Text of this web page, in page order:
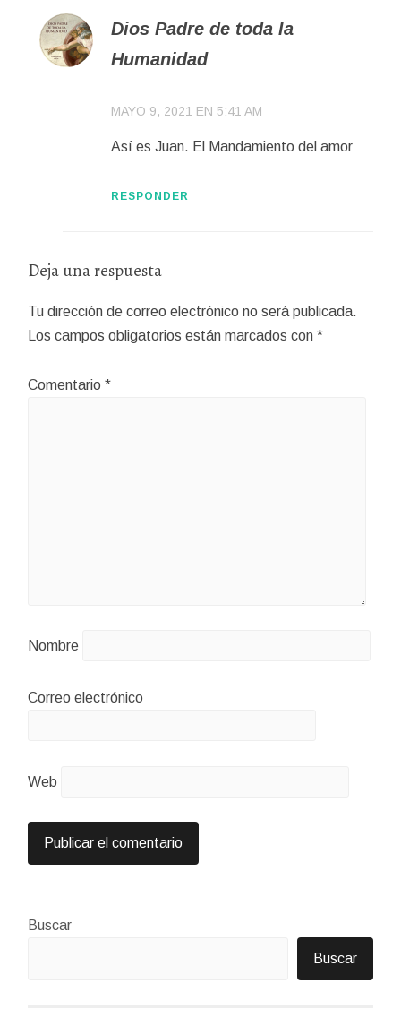
Dios Padre de toda la
Humanidad
MAYO 9, 2021 EN 5:41 AM
Así es Juan. El Mandamiento del amor
RESPONDER
Deja una respuesta
Tu dirección de correo electrónico no será publicada.
Los campos obligatorios están marcados con*
Comentario*
Nombre
Correo electrónico
Web
Buscar
Buscar